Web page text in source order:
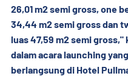
26,01 m2 semi gross, one
34,44 m2 semi gross dan
luas 47,59 m2 semi gross,"
dalam acara launching yang
berlangsung di Hotel